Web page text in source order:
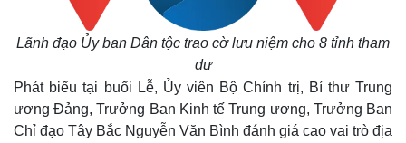
Lãnh đạo Ủy ban Dân tộc trao cờ lưu niệm cho 8 tỉnh tham
dự
Phát biểu tại buổi Lễ, Ủy viên Bộ Chính trị, Bí thư Trung
ương Đảng, Trưởng Ban Kinh tế Trung ương, Trưởng Ban
Chỉ đạo Tây Bắc Nguyễn Văn Bình đánh giá cao vai trò địa